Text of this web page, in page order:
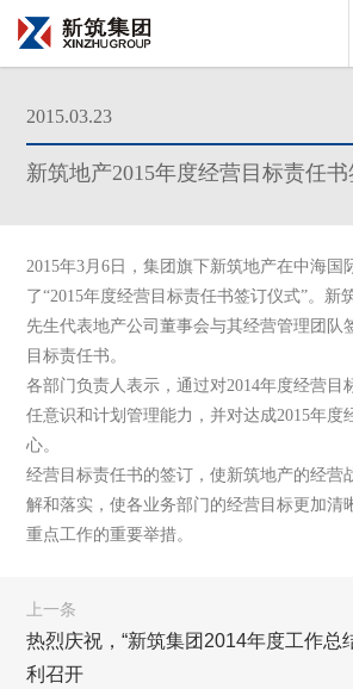
2015.03.23
新筑地产2015年度经营目标责任
2015年3月6 日 ，集团旗下新筑地产在中海国
了“2015年度经营目标责任书签订仪式”。新
先生代表地产公司董事会与其经营管理团队
目标责任书。
各部门负责人表示，通过对2014年度经营目
任意识和计划管理能力，并对达成2015年度
心。
经营目标责任书的签订，使新筑地产的经营
解和落实，使各业务部门的经营目标更加清
重点工作的重要举措。
上一条
热烈庆祝，“新筑集团2014年度工作总
利召开